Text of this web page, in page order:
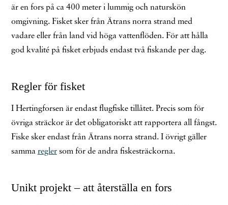
är en fors på ca 400 meter i lummig och naturskön
omgivning. Fisket sker från Ätrans norra strand med
vadare eller från land vid höga vattenflöden. För att hålla
god kvalité på fisket erbjuds endast två fiskande per dag.
Regler för fisket
I Hertingforsen är endast flugfiske tillåtet. Precis som för
övriga sträckor är det obligatoriskt att rapportera all fångst.
Fiske sker endast från Ätrans norra strand. I övrigt gäller
samma reglersom för de andra fiskesträckorna.
Unikt projekt – att återställa en fors